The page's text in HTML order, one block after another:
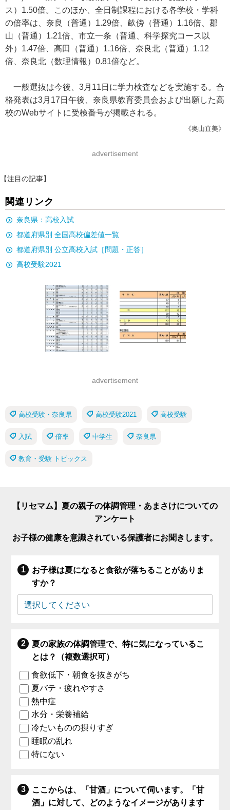
ス）1.50倍。このほか、全日制課程における各学校・学科
の倍率は、奈良（普通）1.29倍、畝傍（普通）1.16倍、郡
山（普通）1.21倍、市立一条（普通、科学探究コース以
外）1.47倍、高田（普通）1.16倍、奈良北（普通）1.12
倍、奈良北（数理情報）0.81倍など。
一般選抜は今後、3月11日に学力検査などを実施する。合
格発表は3月17日午後、奈良県教育委員会および出願した高
校のWebサイトに受検番号が掲載される。
《奥山直美》
advertisement
【注目の記事】
関連リンク
奈良県：高校入試
都道府県別 全国高校偏差値一覧
都道府県別 公立高校入試［問題・正答］
高校受験2021
advertisement
高校受験・奈良県 高校受験2021 高校受験
入試 倍率 中学生 奈良県
教育・受験 トピックス
【リセマム】夏の親子の体調管理・あまさけについての
アンケート
お子様の健康を意識されている保護者にお聞きします。
お子様は夏になると食欲が落ちることがありま
すか？
夏の家族の体調管理で、特に気になっているこ
とは？（複数選択可）
食欲低下・朝食を抜きがち
夏バテ・疲れやすさ
熱中症
水分・栄養補給
冷たいものの摂りすぎ
睡眠の乱れ
特にない
ここからは、「甘酒」について伺います。「甘
酒」に対して、どのようなイメージがあります